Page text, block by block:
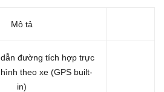
Mô tả
đường tích hợp trực
theo xe (GPS built-
in)